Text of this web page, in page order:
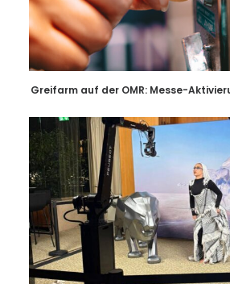
Greifarm auf der OMR: Messe-